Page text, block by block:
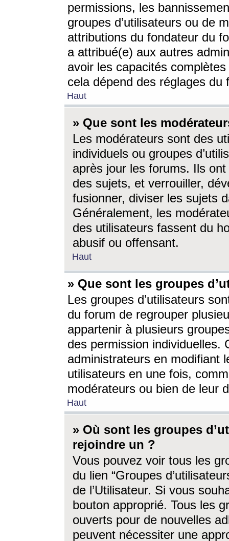
permissions, les
groupes d’utilisateurs ou de
attributions du fondateur du
a attribué(e) aux autres
avoir les capacités
cela dépend des réglages du
Haut
» Que sont les
Les modérateurs sont des
individuels ou groupes
après jour les forums. Ils ont
des sujets, et verrouiller,
fusionner, diviser les sujets
Généralement, les
des utilisateurs fassent du
abusif ou offensant.
Haut
» Que sont les groupes
Les groupes d’utilisateurs
du forum de regrouper
appartenir à plusieurs
des permission individuelles.
administrateurs en modifiant
utilisateurs en une fois,
modérateurs ou bien de leur
Haut
» Où sont les groupes
rejoindre un ?
Vous pouvez voir tous les
du lien “Groupes
de l’Utilisateur. Si vous
bouton approprié. Tous les
ouverts pour de nouvelles
peuvent nécessiter une